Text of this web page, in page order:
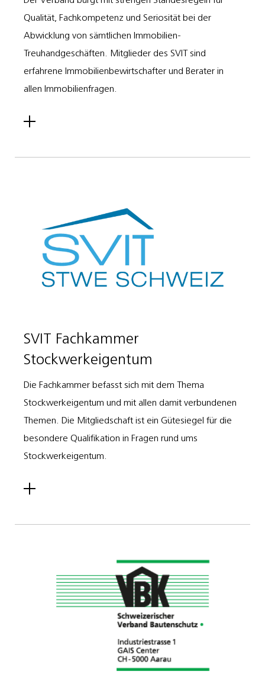
Qualität, Fachkompetenz und Seriosität bei der
Abwicklung von sämtlichen Immobilien-
Treuhandgeschäften. Mitglieder des SVIT sind
erfahrene Immobilienbewirtschafter und Berater in
allen Immobilienfragen.
SVIT Fachkammer
Stockwerkeigentum
Die Fachkammer befasst sich mit dem Thema
Stockwerkeigentum und mit allen damit verbundenen
Themen. Die Mitgliedschaft ist ein Gütesiegel für die
besondere Qualifikation in Fragen rund ums
Stockwerkeigentum.